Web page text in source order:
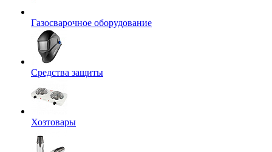
Газосварочное оборудование
Средства защиты
Хозтовары